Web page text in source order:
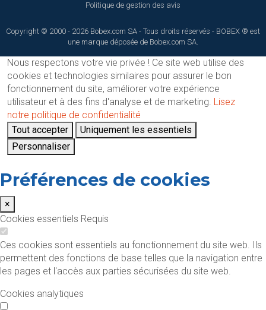
Politique de gestion des avis
Copyright © 2000 - 2026 Bobex.com SA - Tous droits réservés - BOBEX ® est
une marque déposée de Bobex.com SA.
Nous respectons votre vie privée ! Ce site web utilise des
cookies et technologies similaires pour assurer le bon
fonctionnement du site, améliorer votre expérience
utilisateur et à des fins d'analyse et de marketing. Lisez
notre politique de confidentialité
Tout accepter
Uniquement les essentiels
Personnaliser
Préférences de cookies
×
Cookies essentiels Requis
Ces cookies sont essentiels au fonctionnement du site web. Ils
permettent des fonctions de base telles que la navigation entre
les pages et l'accès aux parties sécurisées du site web.
Cookies analytiques